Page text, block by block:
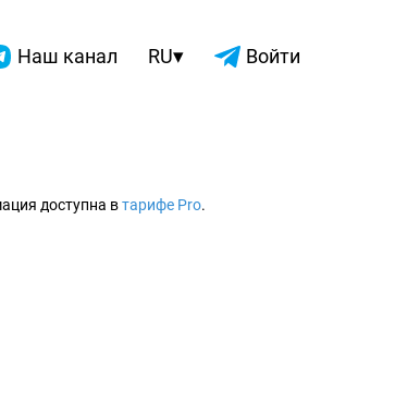
Наш канал RU▾ Войти
доступна втарифе Pro.